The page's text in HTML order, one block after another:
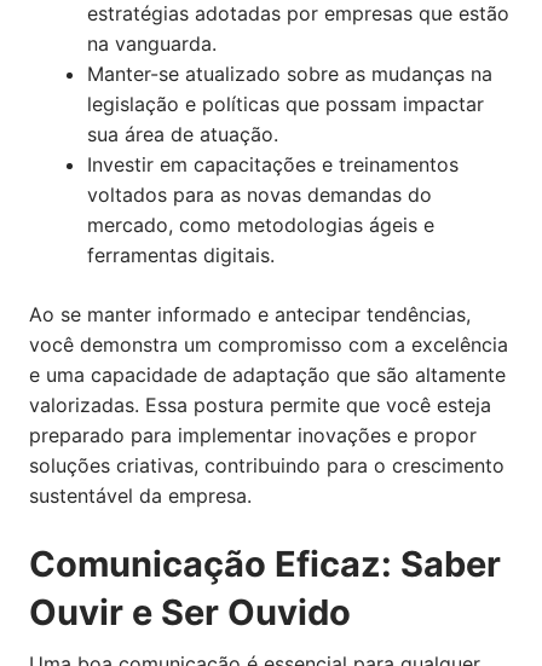
estratégias adotadas por empresas que estão
na vanguarda.
Manter-se atualizado sobre as mudanças na
legislação e políticas que possam impactar
sua área de atuação.
Investir em capacitações e treinamentos
voltados para as novas demandas do
mercado, como metodologias ágeis e
ferramentas digitais.
Ao se manter informado e antecipar tendências,
você demonstra um compromisso com a excelência
e uma capacidade de adaptação que são altamente
valorizadas. Essa postura permite que você esteja
preparado para implementar inovações e propor
soluções criativas, contribuindo para o crescimento
sustentável da empresa.
Comunicação Eficaz: Saber
Ouvir e Ser Ouvido